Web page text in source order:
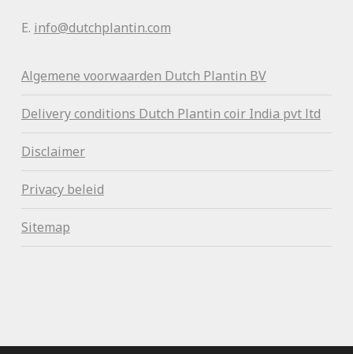
E. info@dutchplantin.com
Algemene voorwaarden Dutch Plantin BV
Delivery conditions Dutch Plantin coir India pvt ltd
Disclaimer
Privacy beleid
Sitemap